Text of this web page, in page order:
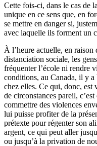
Cette fois-ci, dans le cas de
unique en ce sens que, en
se mettre en danger si,
avec laquelle ils forment un
À l’heure actuelle, en
distanciation sociale, les
fréquenter l’école ni rendre
conditions, au Canada, il y a
chez elles. Ce qui, donc, est
de circonstances pareil,
commettre des violences
lui puisse profiter de la
prétexte pour régenter son
argent, ce qui peut aller
ou jusqu’à la privation de